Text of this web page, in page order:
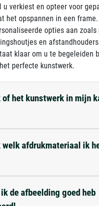
u verkiest en opteer voor
het opspannen in een
opties aan zoals
en
klaar om u te begeleiden
perfecte kunstwerk.
of het kunstwerk in mijn
welk afdrukmateriaal ik
de afbeelding goed heb